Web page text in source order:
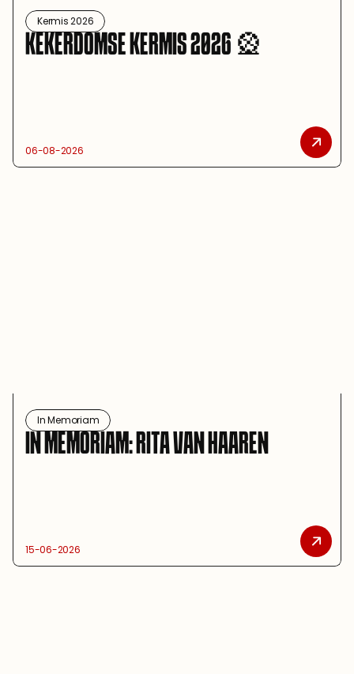
Kermis 2026
KEKERDOMSE KERMIS 2026 🎡
06-08-2026
In Memoriam
IN MEMORIAM: RITA VAN HAAREN
15-06-2026